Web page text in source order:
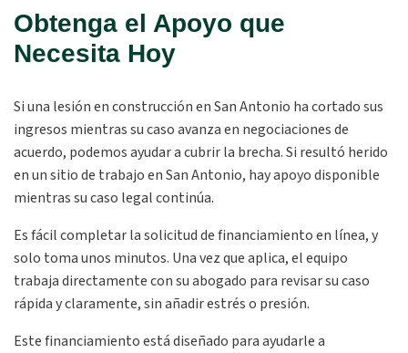
Obtenga el Apoyo que
Necesita Hoy
Si una lesión en construcción en San Antonio ha cortado sus
ingresos mientras su caso avanza en negociaciones de
acuerdo, podemos ayudar a cubrir la brecha. Si resultó herido
en un sitio de trabajo en San Antonio, hay apoyo disponible
mientras su caso legal continúa.
Es fácil completar la solicitud de financiamiento en línea, y
solo toma unos minutos. Una vez que aplica, el equipo
trabaja directamente con su abogado para revisar su caso
rápida y claramente, sin añadir estrés o presión.
Este financiamiento está diseñado para ayudarle a